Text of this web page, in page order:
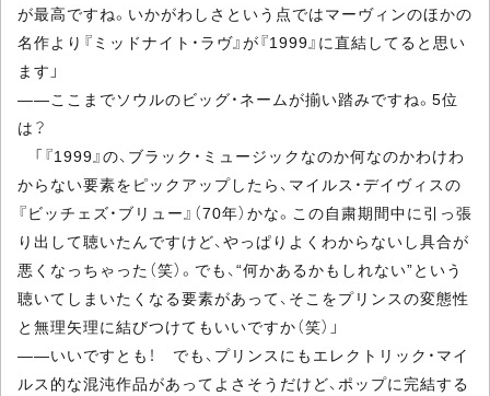
が最高ですね。いかがわしさという点ではマーヴィンのほかの
名作より『ミッドナイト・ラヴ』が『1999』に直結してると思い
ます」
――ここまでソウルのビッグ・ネームが揃い踏みですね。5位
は？
「『1999』の、ブラック・ミュージックなのか何なのかわけわ
からない要素をピックアップしたら、マイルス・デイヴィスの
『ビッチェズ・ブリュー』（70年）かな。この自粛期間中に引っ張
り出して聴いたんですけど、やっぱりよくわからないし具合が
悪くなっちゃった（笑）。でも、“何かあるかもしれない”という
聴いてしまいたくなる要素があって、そこをプリンスの変態性
と無理矢理に結びつけてもいいですか（笑）」
――いいですとも！ でも、プリンスにもエレクトリック・マイ
ルス的な混沌作品があってよさそうだけど、ポップに完結する